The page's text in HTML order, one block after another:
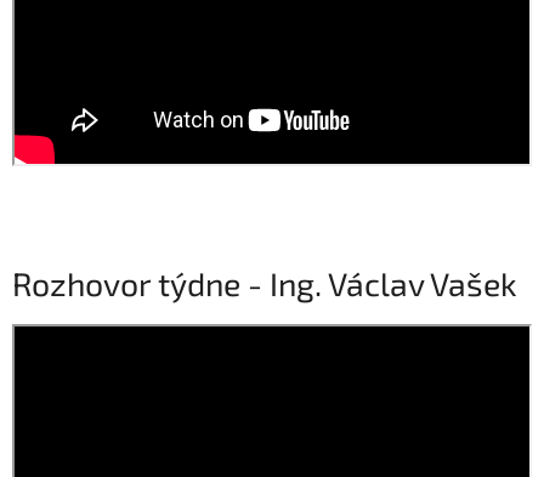
Rozhovor týdne - Ing. Václav Vašek